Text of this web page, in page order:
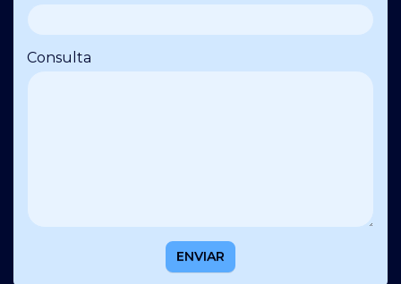
Consulta
ENVIAR